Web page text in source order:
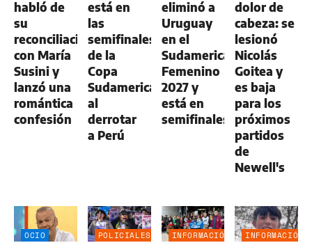
habló de
su
reconciliación
con María
Susini y
lanzó una
romántica
confesión
está en
las
semifinales
de la
Copa
Sudamericana
al
derrotar
a Perú
eliminó a
Uruguay
en el
Sudamericano
Femenino
2027 y
está en
semifinales
dolor de
cabeza: se
lesionó
Nicolás
Goitea y
es baja
para los
próximos
partidos
de
Newell's
OCIO POLICIALES
INFORMACIÓN
INFORMACIÓN